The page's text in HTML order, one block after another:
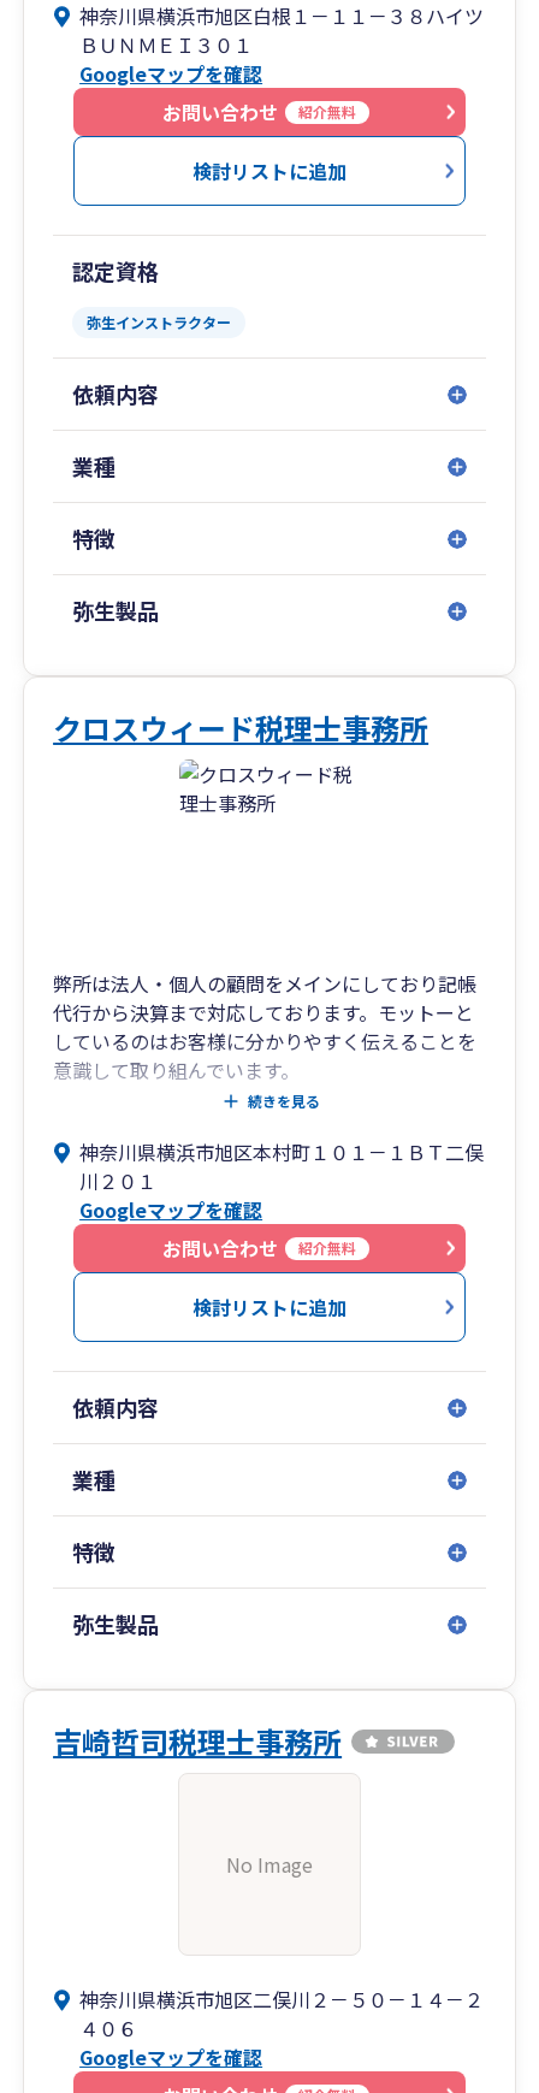
す。税金や会計の話は、専門用語が多く、どうし
ても分かりにくくなりがちです。だからこそ当事
務所では、「分からないまま進めないこと」「不
安を残さないこと」を何よりも重視しています。
小さな疑問や些細な不安でも構いません。「まず
相談してみよう」と思っていただける存在であり
たいと、常に考えています。
第94165号 東京地方税理士会 保土ヶ谷支部所
属）
当事務所では、法人・個人を問わず、「税務申
告」「決算書作成」「税務相談」「経営全般に関
するご相談」まで、幅広く対応しております。制
度や法律は常に変化しますが、単なる「制度説
明」にとどまらず、実務に即した“使えるアドバイ
ス” を重視し、最新の税制・制度動向にも目を配
りながら、実践的かつタイムリーなサポートを行
っています。
私は大学院にて商学修士号を取得後、３０年超の
期間、実務経験を積んでまいりました。また、学
を活かし、税務の枠にとどまらない経営視点での
支援にも力を入れています。さらに、弁護士・司
法書士・社会保険労務士・行政書士など、各分野
の専門家との連携体制を構築し、ワンストップで
ご相談いただける総合的なサポート体制を整えて
性・正確性・迅速性、そして親切さを大切にしな
がら、お客様のビジネスと人生に寄り添い、共に
歩む**“真のパートナー”**であり続けることを目
指しています。
横浜・鶴ヶ峰に根ざした地元密着型の税理士事務
所として、「長く付き合える」「安心して任せら
れる」存在であること。それが、松土税理士事務
所の変わらぬ理念です。もし、数字だけでなく、
「人として向き合ってくれる税理士を探している
方」「長期的な視点で支えてくれるパートナーを
お求めの方」がいらっしゃいましたら、ぜひ一度
ご相談ください。
神奈川県横浜市旭区白根１－１１－３８ハイツ
ＢＵＮＭＥＩ３０１
Googleマップを確認
お問い合わせ
紹介無料
検討リストに追加
認定資格
弥生インストラクター
依頼内容
業種
特徴
弥生製品
クロスウィード税理士事務所
弊所は法人・個人の顧問をメインにしており記帳
代行から決算まで対応しております。モットーと
しているのはお客様に分かりやすく伝えることを
意識して取り組んでいます。
また相続税申告にも力を入れており、相続専門の
きます。法人・個人の顧問の方々には生前から対
策を提案することができます。
【事務所ホームページ】
https://cross-weed.com/
続きを見る
神奈川県横浜市旭区本村町１０１－１ＢＴ二俣
川２０１
Googleマップを確認
お問い合わせ
紹介無料
検討リストに追加
依頼内容
業種
特徴
弥生製品
吉崎哲司税理士事務所
No Image
神奈川県横浜市旭区二俣川２－５０－１４－２
４０６
Googleマップを確認